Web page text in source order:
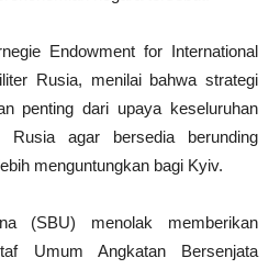
Endowment for International
Rusia, menilai bahwa strategi
penting dari upaya keseluruhan
Rusia agar bersedia berunding
menguntungkan bagi Kyiv.
(SBU) menolak memberikan
Umum Angkatan Bersenjata